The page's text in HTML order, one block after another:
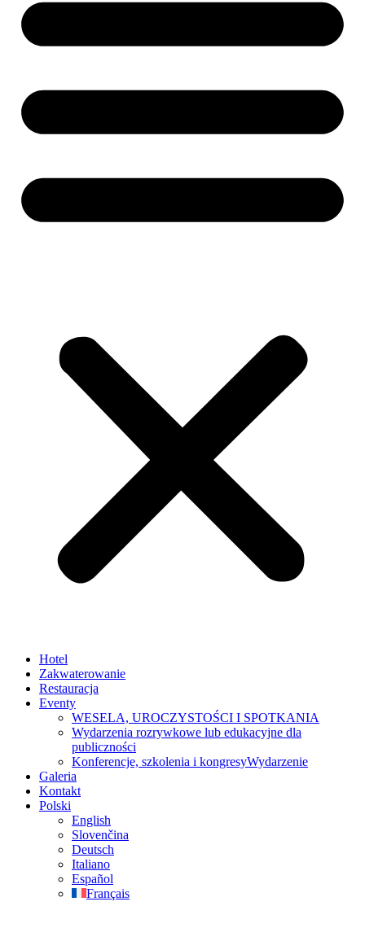
Hotel
Zakwaterowanie
Restauracja
Eventy
WESELA, UROCZYSTOŚCI I SPOTKANIA
Wydarzenia rozrywkowe lub edukacyjne dla
publiczności
Konferencje, szkolenia i kongresyWydarzenie
Galeria
Kontakt
Polski
English
Slovenčina
Deutsch
Italiano
Español
Français